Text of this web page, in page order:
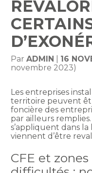
ParADMIN 16
novembre 2023)
Les entreprises
territoire peuvent
foncière des
par ailleurs
s’appliquent dans
viennent d’être
CFE et